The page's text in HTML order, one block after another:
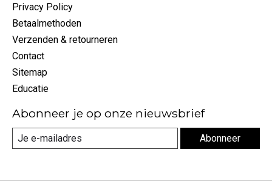
Privacy Policy
Betaalmethoden
Verzenden & retourneren
Contact
Sitemap
Educatie
Abonneer je op onze nieuwsbrief
Abonneer